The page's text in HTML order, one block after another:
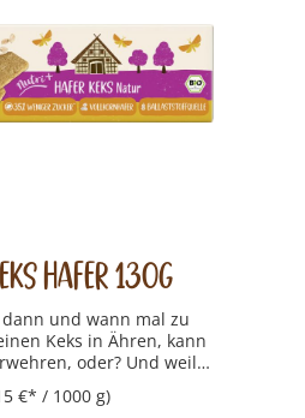
Hafer 130g
und wann mal zu
Keks in Ähren, kann
oder? Und weil
mal einen Keks
schon etwas
€* / 1000 g)